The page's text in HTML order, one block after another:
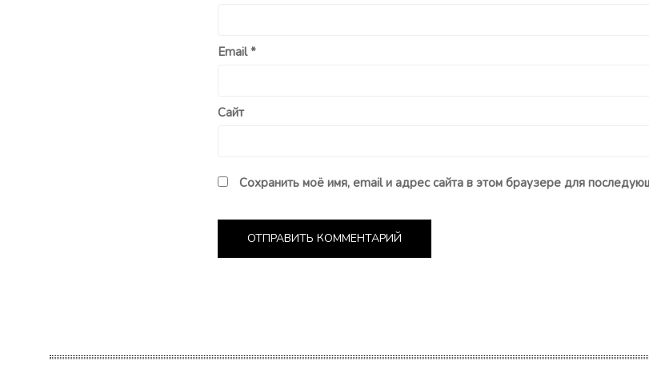
Email*
Сайт
Сохранить моё имя, email и адрес сайта в этом браузере для